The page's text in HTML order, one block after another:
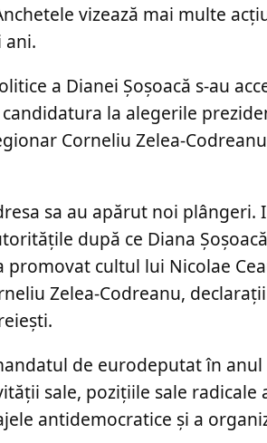
vizează mai multe
a Dianei Șoșoacă s-au
la alegerile
Corneliu Zelea-
sa au apărut noi
după ce Diana
cultul lui Nicolae
Zelea-Codreanu,
de eurodeputat în
sale, pozițiile sale
antidemocratice și a